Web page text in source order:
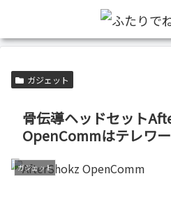
ガジェット
骨伝導ヘッドセット
OpenCommはテレワ
ガジェット